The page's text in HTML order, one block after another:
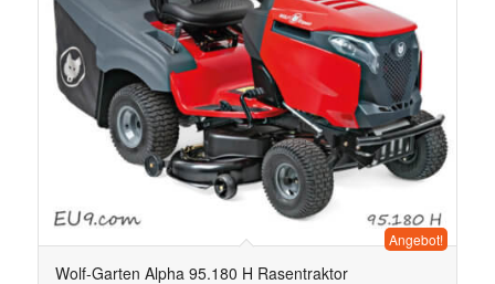
Wolf-Garten Alpha 95.180 H Rasentraktor
Angebot!